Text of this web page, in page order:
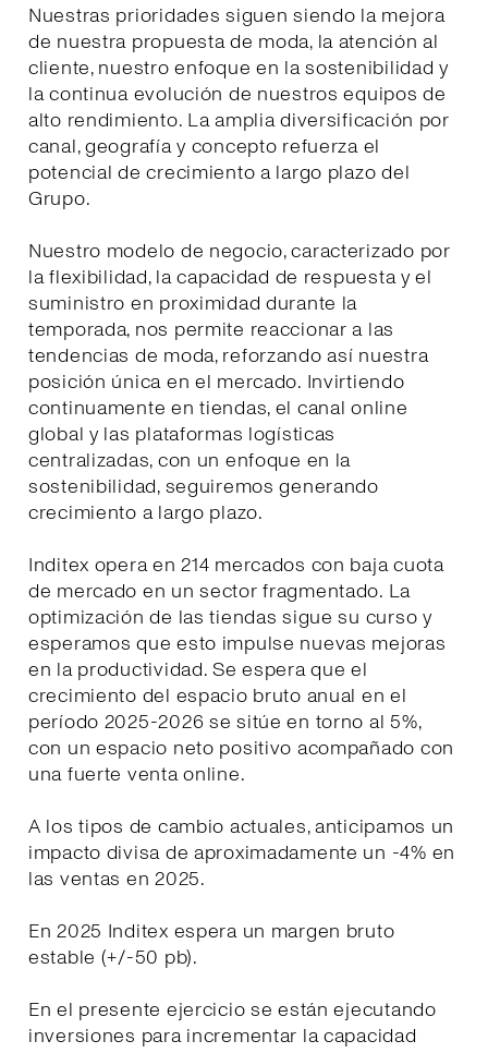
Nuestras prioridades siguen siendo la mejora
de nuestra propuesta de moda, la atención al
cliente, nuestro enfoque en la sostenibilidad y
la continua evolución de nuestros equipos de
alto rendimiento. La amplia diversificación por
canal, geografía y concepto refuerza el
potencial de crecimiento a largo plazo del
Grupo.
Nuestro modelo de negocio, caracterizado por
la flexibilidad, la capacidad de respuesta y el
suministro en proximidad durante la
temporada, nos permite reaccionar a las
tendencias de moda, reforzando así nuestra
posición única en el mercado. Invirtiendo
continuamente en tiendas, el canal online
global y las plataformas logísticas
centralizadas, con un enfoque en la
sostenibilidad, seguiremos generando
crecimiento a largo plazo.
Inditex opera en 214 mercados con baja cuota
de mercado en un sector fragmentado. La
optimización de las tiendas sigue su curso y
esperamos que esto impulse nuevas mejoras
en la productividad. Se espera que el
crecimiento del espacio bruto anual en el
período 2025-2026 se sitúe en torno al 5%,
con un espacio neto positivo acompañado con
una fuerte venta online.
A los tipos de cambio actuales, anticipamos un
impacto divisa de aproximadamente un -4% en
las ventas en 2025.
En 2025 Inditex espera un margen bruto
estable (+/-50 pb).
En el presente ejercicio se están ejecutando
inversiones para incrementar la capacidad